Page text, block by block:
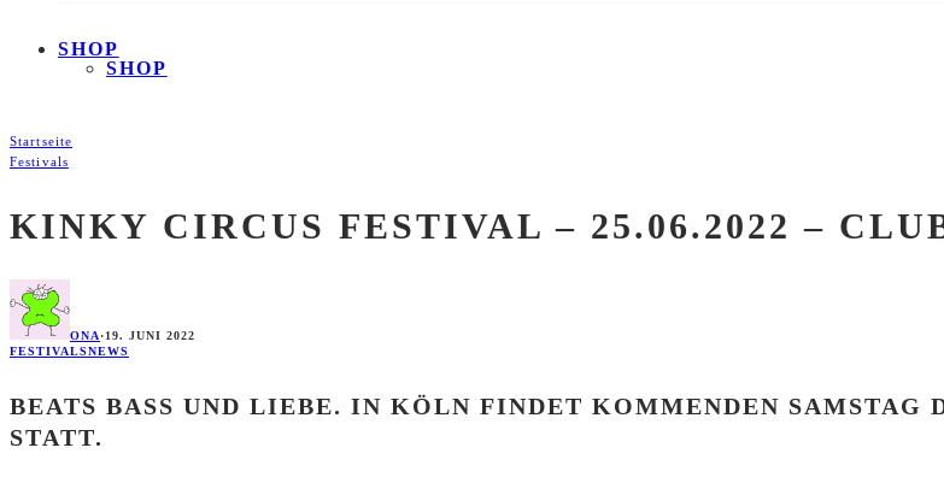
SHOP
SHOP
Startseite
Festivals
KINKY CIRCUS FESTIVAL – 25.06.2022 –
ONA·19. JUNI 2022
FESTIVALSNEWS
BEATS BASS UND LIEBE. IN KÖLN FINDET KOMMENDEN SAMSTAG
STATT.